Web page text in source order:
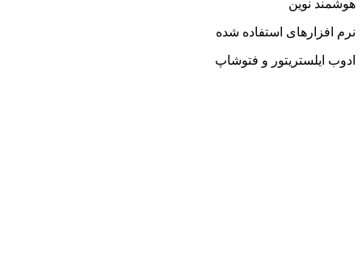
هوشمند نوین
نرم افزارهای استفاده شده
ادوب ایلستریتور و فتوشاپ